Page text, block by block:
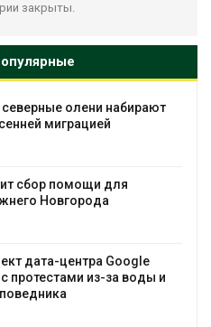
закрыты.
северные олени набирают
миграцией
сбор помощи для
Новгорода
дата-центра Google
протестами из-за воды и